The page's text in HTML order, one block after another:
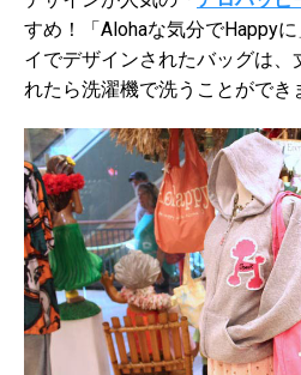
すめ！
「Alohaな気分でHappy
イでデザインされたバッグは
れたら洗濯機で洗うことができ